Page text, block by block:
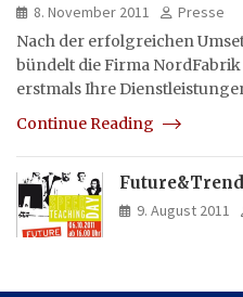
8. November 2011
Presse
Nach der erfolgreichen
bündelt die Firma
erstmals Ihre
Continue Reading
9. August 2011